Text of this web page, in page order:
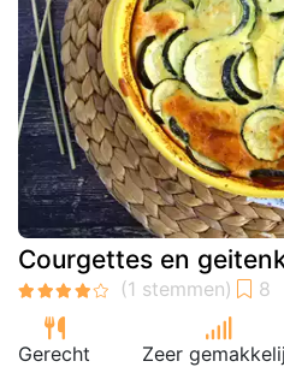
Courgettes en
Gerecht Zeer